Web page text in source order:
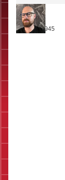
Stefan
Rol:Fan
Berichten:945